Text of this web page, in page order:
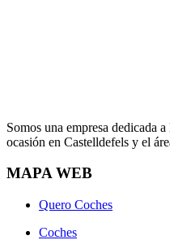
Somos una empresa dedicada
ocasión en Castelldefels y el
MAPA WEB
Quero Coches
Coches